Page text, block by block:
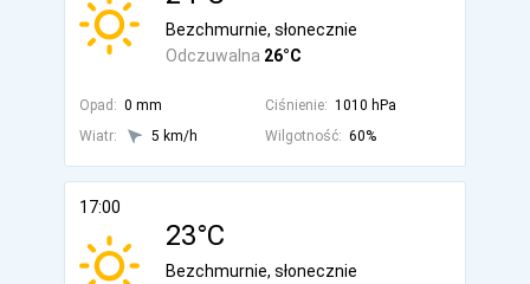
Odczuwalna 26°C
Bezchmurnie, słonecznie
Opad: 0 mm Ciśnienie: 1010 hPa
Wiatr:
5 km/h Wilgotność: 60%
17:00
23°C
Bezchmurnie, słonecznie